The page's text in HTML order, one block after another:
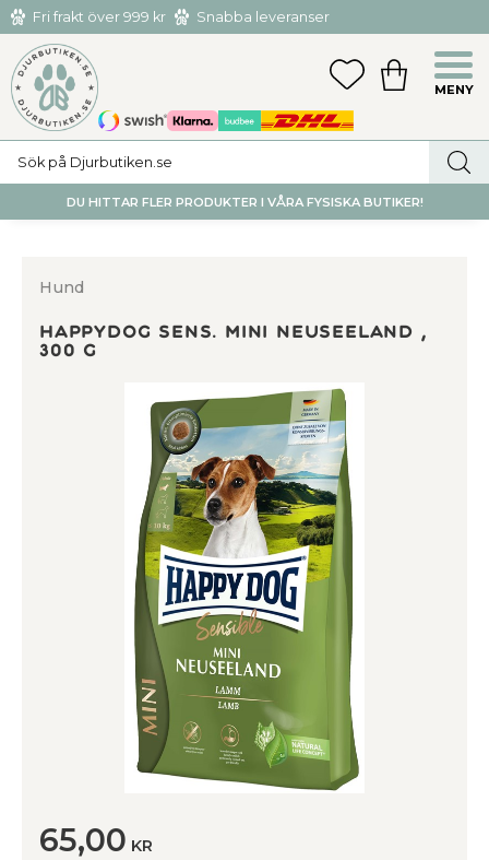
Meny
Fri frakt över 999 kr
Snabba leveranser
Hämta och returnera i butiken i Tumba eller Huddinge C
FAVORITER
KUNDVAGN
DU HITTAR FLER PRODUKTER I VÅRA FYSISKA BUTIKER!
Hund
HappyDog Sens. Mini Neuseeland ,
300 g
65,00 KR